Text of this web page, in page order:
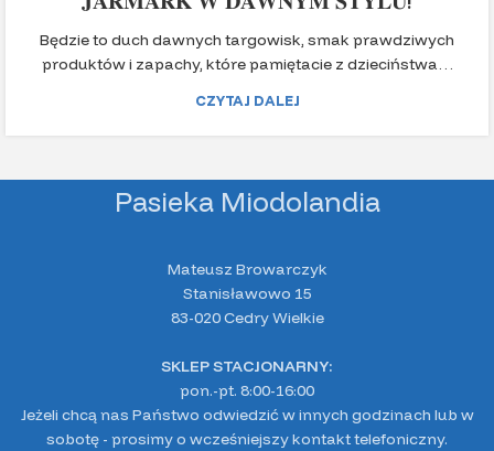
Będzie to duch dawnych targowisk, smak prawdziwych
produktów i zapachy, które pamiętacie z dzieciństwa…
CZYTAJ DALEJ
Pasieka Miodolandia
Mateusz Browarczyk
Stanisławowo 15
83-020 Cedry Wielkie
SKLEP STACJONARNY:
pon.-pt. 8:00-16:00
Jeżeli chcą nas Państwo odwiedzić w innych godzinach lub w
sobotę - prosimy o wcześniejszy kontakt telefoniczny.